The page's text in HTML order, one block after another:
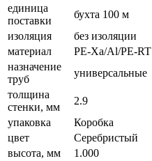
единица
поставки
бухта 100 м
изоляция
без изоляции
материал
PE-Xa/Al/PE-RT
назначение
труб
универсальные
толщина
стенки, мм
2.9
упаковка
Коробка
цвет
Серебристый
высота, мм
1.000